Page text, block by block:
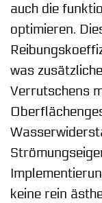
auch die
optimieren.
was
Verrutschens
keine rein